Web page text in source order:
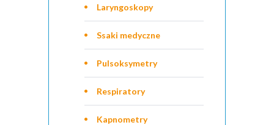
Laryngoskopy
Ssaki medyczne
Pulsoksymetry
Respiratory
Kapnometry